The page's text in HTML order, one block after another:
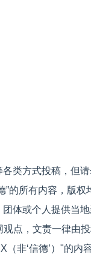
类方式投稿，但请
的所有内容，版权
体或个人提供当
观点，文责一律由
非‘信德’）"的